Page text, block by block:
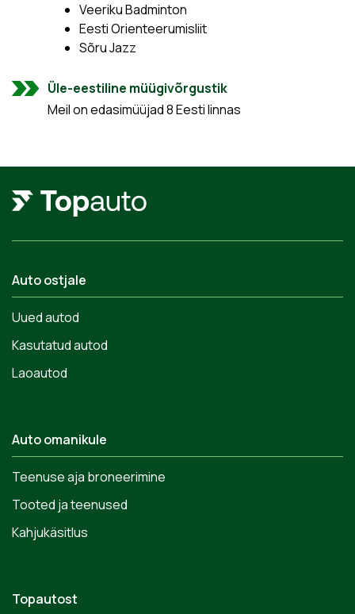
Veeriku Badminton
Eesti Orienteerumisliit
Sõru Jazz
Üle-eestiline müügivõrgustik
Meil on edasimüüjad 8 Eesti linnas
Auto ostjale
Uued autod
Kasutatud autod
Laoautod
Auto omanikule
Teenuse aja broneerimine
Tooted ja teenused
Kahjukäsitlus
Topautost